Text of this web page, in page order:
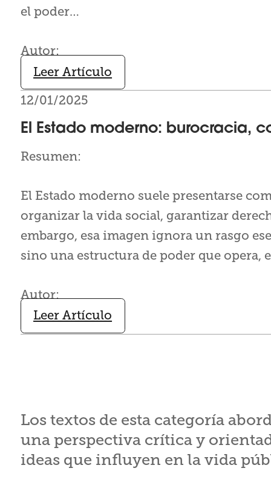
el poder…
Autor:
Leer Artículo
12/01/2025
El Estado moderno: burocracia,
Resumen:
El Estado moderno suele presentarse
organizar la vida social, garantizar
embargo, esa imagen ignora un rasgo
sino una estructura de poder que
Autor:
Leer Artículo
Los textos de esta categoría
una perspectiva crítica y
ideas que influyen en la vida